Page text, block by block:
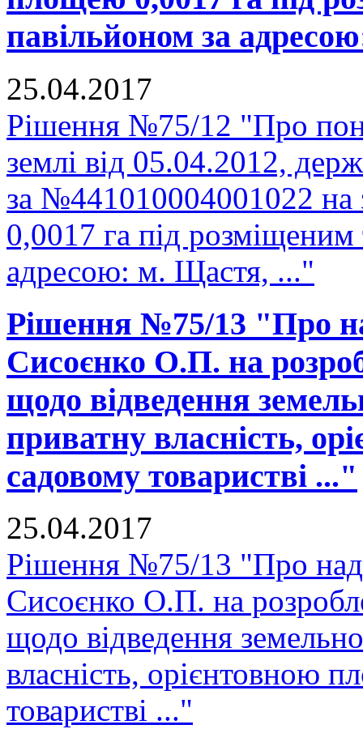
павільйоном за
25.04.2017
Рішення №75/12 "Про
землі від 05.04.2012,
за №441010004001022 на
0,0017 га під
адресою: м. Щастя, ..."
Рішення №75/13 "Про
Сисоєнко О.П. на
щодо відведення
приватну власність,
садовому товаристві ..."
25.04.2017
Рішення №75/13 "Про
Сисоєнко О.П. на
щодо відведення
власність, орієнтовною
товаристві ..."